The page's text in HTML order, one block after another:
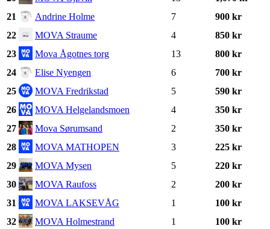
21
Andrine Holme 7
900 kr
22
MOVA Straume 4
850 kr
23
Mova Ågotnes torg 13
800 kr
24
Elise Nyengen 6
700 kr
25
MOVA Fredrikstad 5
590 kr
26
MOVA Helgelandsmoen 4
350 kr
27
Mova Sørumsand 2
350 kr
28
MOVA MATHOPEN 3
225 kr
29
MOVA Mysen 5
220 kr
30
MOVA Raufoss 2
200 kr
31
MOVA LAKSEVÅG 1
100 kr
32
MOVA Holmestrand 1 100 kr